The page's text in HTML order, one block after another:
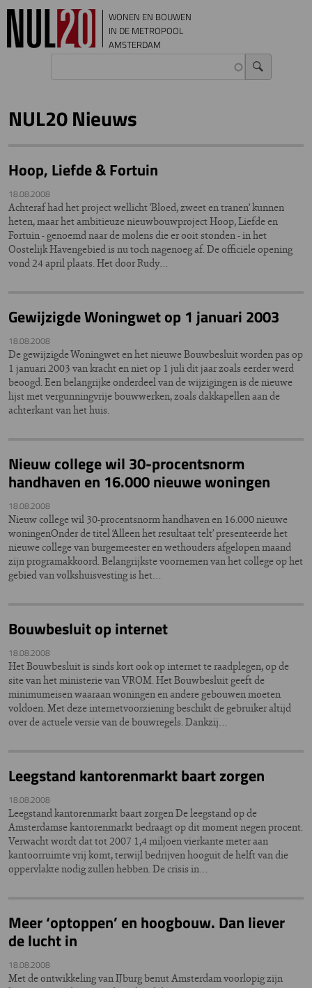
Overslaan en naar de inhoud gaan
WONEN EN BOUWEN
IN DE METROPOOL
AMSTERDAM
NUL20 Nieuws
Hoop, Liefde & Fortuin
18.08.2008
Achteraf had het project wellicht 'Bloed, zweet en tranen' kunnen
heten, maar het ambitieuze nieuwbouwproject Hoop, Liefde en
Fortuin - genoemd naar de molens die er ooit stonden - in het
Oostelijk Havengebied is nu toch nagenoeg af. De officiële opening
vond 24 april plaats. Het door Rudy…
Gewijzigde Woningwet op 1 januari 2003
18.08.2008
De gewijzigde Woningwet en het nieuwe Bouwbesluit worden pas op
1 januari 2003 van kracht en niet op 1 juli dit jaar zoals eerder werd
beoogd. Een belangrijke onderdeel van de wijzigingen is de nieuwe
lijst met vergunningvrije bouwwerken, zoals dakkapellen aan de
achterkant van het huis.
Nieuw college wil 30-procentsnorm
handhaven en 16.000 nieuwe woningen
18.08.2008
Nieuw college wil 30-procentsnorm handhaven en 16.000 nieuwe
woningenOnder de titel ‘Alleen het resultaat telt’ presenteerde het
nieuwe college van burgemeester en wethouders afgelopen maand
zijn programakkoord. Belangrijkste voornemen van het college op het
gebied van volkshuisvesting is het…
Bouwbesluit op internet
18.08.2008
Het Bouwbesluit is sinds kort ook op internet te raadplegen, op de
site van het ministerie van VROM. Het Bouwbesluit geeft de
minimumeisen waaraan woningen en andere gebouwen moeten
voldoen. Met deze internetvoorziening beschikt de gebruiker altijd
over de actuele versie van de bouwregels. Dankzij…
Leegstand kantorenmarkt baart zorgen
18.08.2008
Leegstand kantorenmarkt baart zorgen De leegstand op de
Amsterdamse kantorenmarkt bedraagt op dit moment negen procent.
Verwacht wordt dat tot 2007 1,4 miljoen vierkante meter aan
kantoorruimte vrij komt, terwijl bedrijven hooguit de helft van die
oppervlakte nodig zullen hebben. De crisis in…
Meer ‘optoppen’ en hoogbouw. Dan liever
de lucht in
18.08.2008
Met de ontwikkeling van IJburg benut Amsterdam voorlopig zijn